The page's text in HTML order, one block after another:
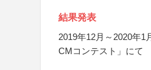
結果発表
2019年12月～2020年1
CMコンテスト」にて